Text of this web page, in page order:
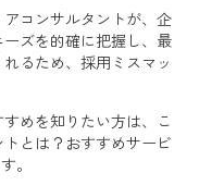
コンサルタントが、企
ズを的確に把握し、最
るため、採用ミスマッ
めを知りたい方は、こ
とは？おすすめサービ
。